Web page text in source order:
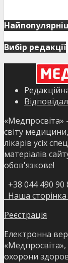
Вибір редакції
«Медпросвіта»
світу
лікарів усіх
матеріалів
обов'язкове!
+38 044 490 90
Наша
Реєстрація
Електронна
охорони